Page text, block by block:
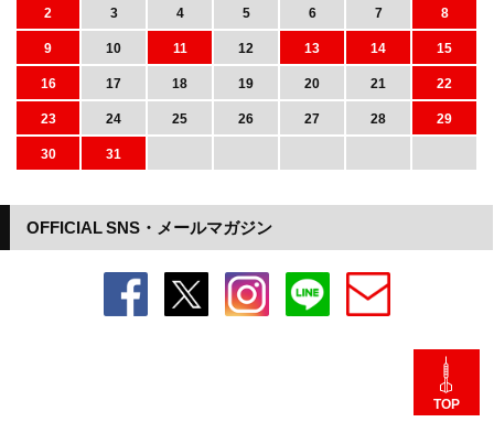
OFFICIAL SNS・メールマガジン
2
3 4 5 6 7
8
9
10 11 12 13 14
15
16
17 18 19 20 21
22
23
24 25 26 27 28
29
30
31
TOP